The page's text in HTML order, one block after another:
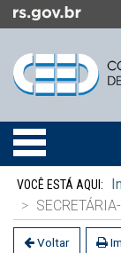
para
conteúdo
menu
para
busca
Alterna
a
navegação
Início
conteúdo
Voltar